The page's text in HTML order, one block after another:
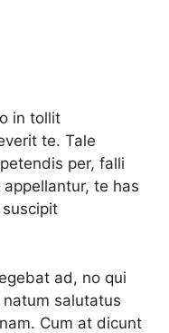
in tollit
te. Tale
per, falli
te has
ad, no qui
salutatus
Cum at dicunt